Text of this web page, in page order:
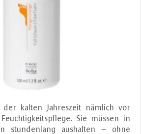
kalten Jahreszeit nämlich vor
Sie müssen in
stundenlang aushalten – ohne